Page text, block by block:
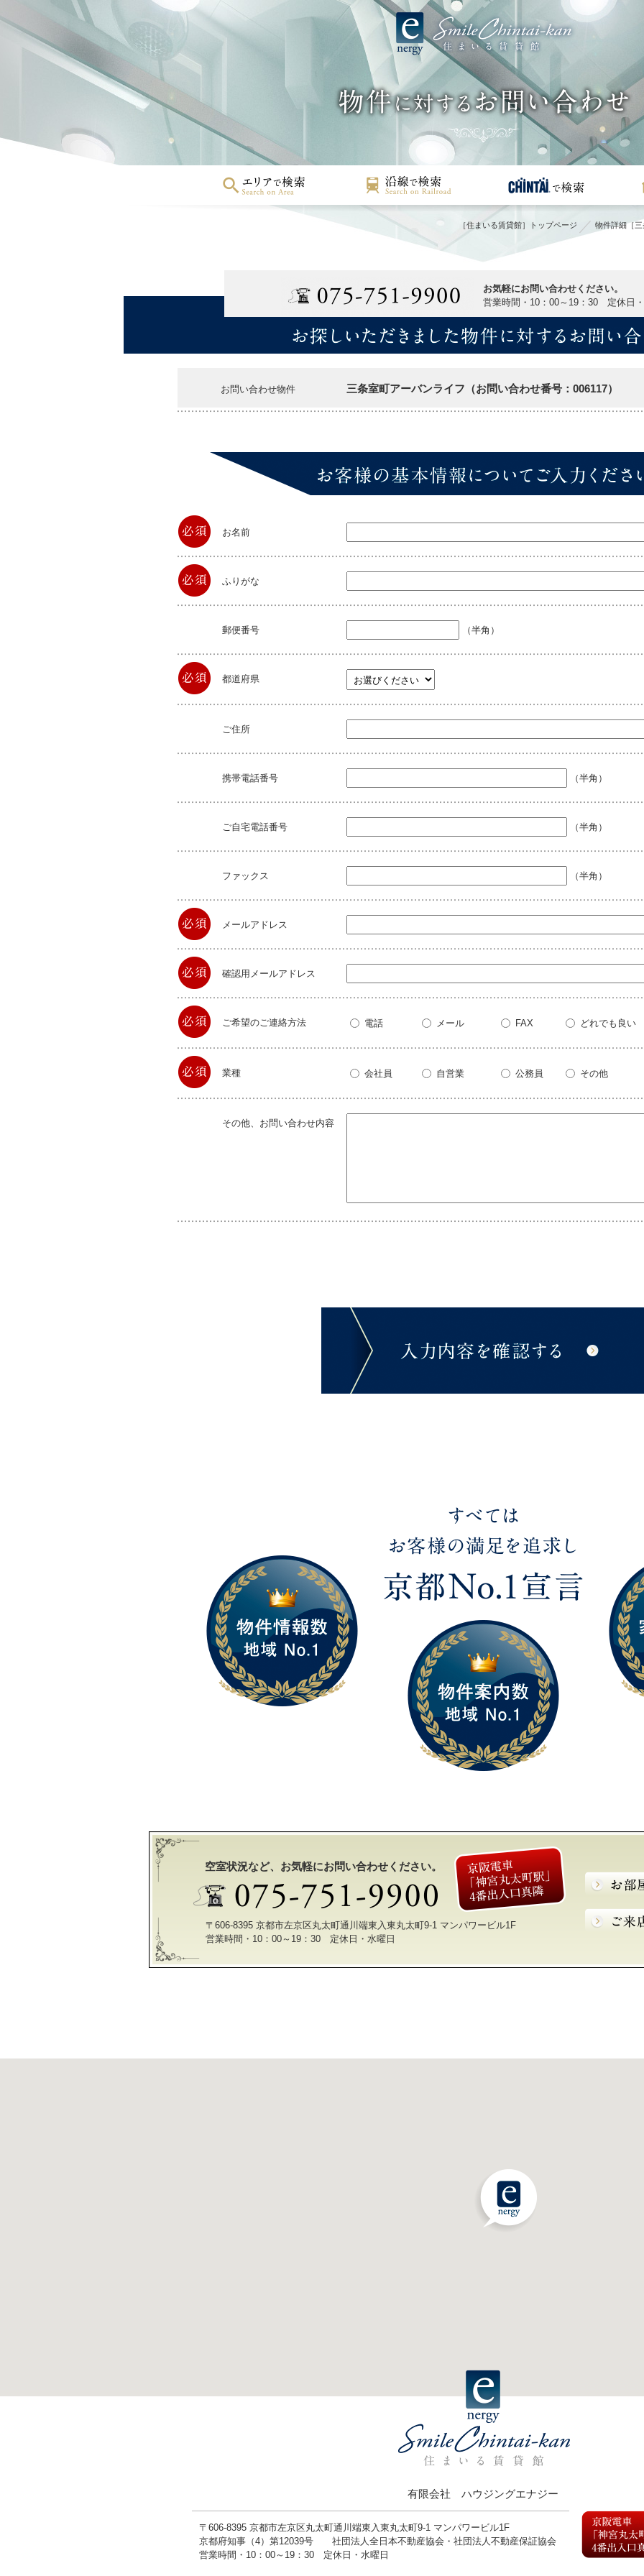
［住まいる賃貸館］トップページ 物件詳細［
お気軽にお問い合わせください。
営業時間・10：00～19：30 定休日
お問い合わせ物件 三条室町アーバンライフ（お問い合わせ番号：006117）
お名前
ふりがな
郵便番号 （半角）
都道府県
ご住所
携帯電話番号 （半角）
ご自宅電話番号 （半角）
ファックス （半角）
メールアドレス
確認用メールアドレス
ご希望のご連絡方法 電話 メール FAX どれでも良い
業種 会社員 自営業 公務員 その他
その他、お問い合わせ内容
空室状況など、お気軽にお問い合わせください。
〒606-8395 京都市左京区丸太町通川端東入東丸太町9-1 マンパワービル1F
営業時間・10：00～19：30 定休日・水曜日
有限会社 ハウジングエナジー
〒606-8395 京都市左京区丸太町通川端東入東丸太町9-1 マンパワービル1F
京都府知事（4）第12039号 社団法人全日本不動産協会・社団法人不動産保証協会
営業時間・10：00～19：30 定休日・水曜日